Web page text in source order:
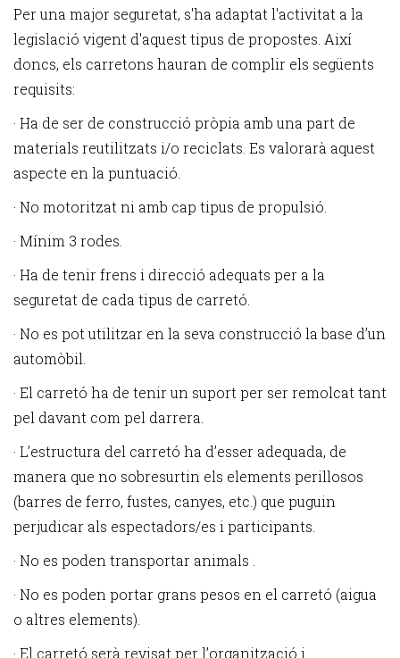
Per una major seguretat, s'ha adaptat l'activitat a la
legislació vigent d'aquest tipus de propostes. Així
doncs, els carretons hauran de complir els següents
requisits:
· Ha de ser de construcció pròpia amb una part de
materials reutilitzats i/o reciclats. Es valorarà aquest
aspecte en la puntuació.
· No motoritzat ni amb cap tipus de propulsió.
· Mínim 3 rodes.
· Ha de tenir frens i direcció adequats per a la
seguretat de cada tipus de carretó.
· No es pot utilitzar en la seva construcció la base d’un
automòbil.
· El carretó ha de tenir un suport per ser remolcat tant
pel davant com pel darrera.
· L’estructura del carretó ha d’esser adequada, de
manera que no sobresurtin els elements perillosos
(barres de ferro, fustes, canyes, etc.) que puguin
perjudicar als espectadors/es i participants.
· No es poden transportar animals .
· No es poden portar grans pesos en el carretó (aigua
o altres elements).
· El carretó serà revisat per l’organització i